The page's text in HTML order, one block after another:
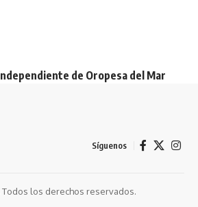
de Oropesa del Mar
Síguenos
los derechos reservados.